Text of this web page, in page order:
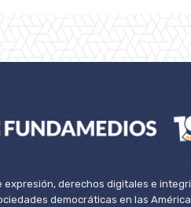
expresión, derechos digitales e
democráticas en las